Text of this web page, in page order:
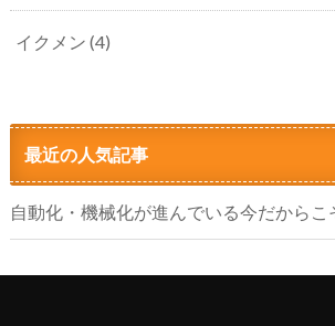
イクメン (4)
最近の人気記事
自動化・機械化が進んでいる今だからこ